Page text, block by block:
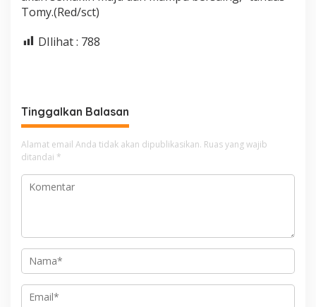
Tomy.(Red/sct)
DIlihat : 788
Tinggalkan Balasan
Alamat email Anda tidak akan dipublikasikan. Ruas yang wajib
ditandai *